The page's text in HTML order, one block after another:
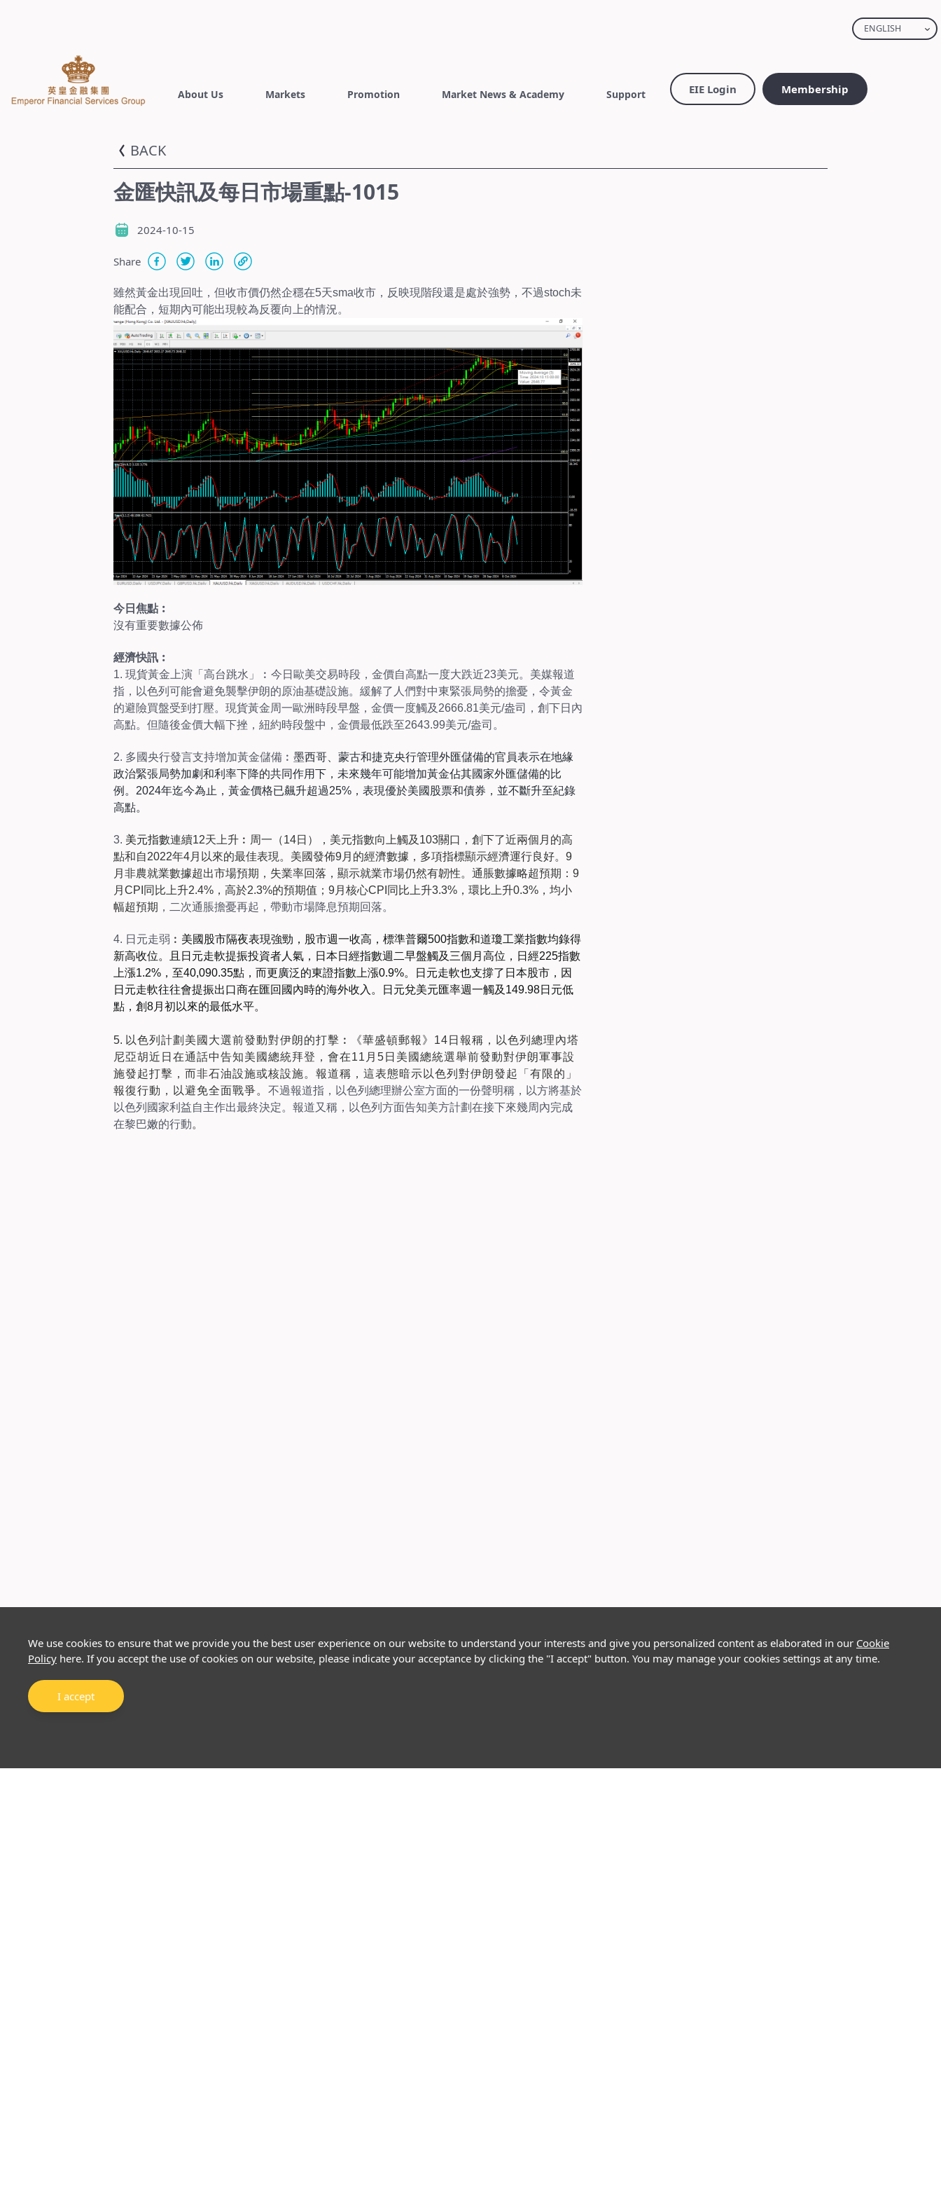
About Us Markets Promotion Market News & Academy Support EIE Login Membership
ENGLISH
BACK
金匯快訊及每日市場重點-1015
2024-10-15
Share
雖然黃金出現回吐，但收市價仍然企穩在5天sma收市，反映現階段還是處於強勢，不過stoch未
能配合，短期內可能出現較為反覆向上的情況。
今日焦點︰
沒有重要數據公佈
經濟快訊︰
1. 現貨黃金上演「高台跳水」︰今日歐美交易時段，金價自高點一度大跌近23美元。美媒報道
指，以色列可能會避免襲擊伊朗的原油基礎設施。緩解了人們對中東緊張局勢的擔憂，令黃金
的避險買盤受到打壓。現貨黃金周一歐洲時段早盤，金價一度觸及2666.81美元/盎司，創下日內
高點。但隨後金價大幅下挫，紐約時段盤中，金價最低跌至2643.99美元/盎司。
2. 多國央行發言支持增加黃金儲備︰ 墨西哥、蒙古和捷克央行管理外匯儲備的官員表示在地緣
政治緊張局勢加劇和利率下降的共同作用下，未來幾年可能增加黃金佔其國家外匯儲備的比
例。 2024年迄今為止，黃金價格已飆升超過25%，表現優於美國股票和債券，並不斷升至紀錄
高點。
3. 美元指數連續12天上升︰ 周一（14日）
，美元指數向上觸及103關口，創下了近兩個月的高
點和自2022年4月以來的最佳表現。 美國發佈9月 的經濟數據，多項指標顯示經濟運行良好。9
月非農就業數據超出市場預期，失業率回落，顯示就業市場仍然有韌性。通脹數據略超預期：9
月CPI同比上升2.4%，高於2.3%的預期值；9月核心CPI同比上升3.3%，環比上升0.3%，均小
幅超預期 ，二次通脹擔憂再起，帶動市場降息預期回落。
4. 日元走弱 ︰ 美國股市隔夜表現強勁， 股市週一收高，標準普爾500指數和道瓊工業指數均錄得
新高收位。 且日元走軟提振投資者人氣 ，日本日經指數週二早盤觸及三個月高位， 日經225指數
上漲1.2%，至40,090.35點，而更廣泛的東證指數上漲0.9%。日元走軟也支撐了日本股市，因
日元走軟往往會提振出口商在匯回國內時的海外收入。日元兌美元匯率週一觸及149.98日元低
點，創8月初以來的最低水平。
5. 以色列計劃 美國大選前發動對伊朗的打擊 ︰
《華盛頓郵報》14日報稱，以色列總理內塔
尼亞胡近日在通話中告知美國總統拜登，會在11月5日美國總統選舉前發動對伊朗軍事設
施發起打擊，而非石油設施或核設施。報道稱，這表態暗示以色列對伊朗發起「有限的」
報復行動，以避免全面戰爭。 不過報道指，以色列總理辦公室方面的一份聲明稱，以方將基於
以色列國家利益自主作出最終決定。報道又稱，以色列方面告知美方計劃在接下來幾周內完成
在黎巴嫩的行動。
We use cookies to ensure that we provide you the best user experience on our website to understand your interests and give you personalized content as elaborated in our Cookie
Policy here. If you accept the use of cookies on our website, please indicate your acceptance by clicking the "I accept" button. You may manage your cookies settings at any time.
I accept